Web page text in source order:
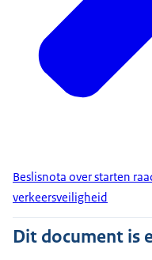
Beslisnota over starten
verkeersveiligheid
Dit document is